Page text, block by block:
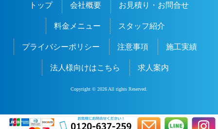
トップ 会社概要 お見積り・お問合せ
料金メニュー スタッフ紹介
プライバシーポリシー 注意事項 施工実績
法人様向けはこちら 求人案内
Copyright © 2026 All rights Reserved.